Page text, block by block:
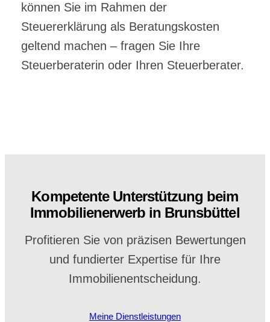
können Sie im Rahmen der
Steuererklärung als Beratungskosten
geltend machen – fragen Sie Ihre
Steuerberaterin oder Ihren Steuerberater.
Kompetente Unterstützung beim
Immobilienerwerb in Brunsbüttel
Profitieren Sie von präzisen Bewertungen
und fundierter Expertise für Ihre
Immobilienentscheidung.
Meine Dienstleistungen